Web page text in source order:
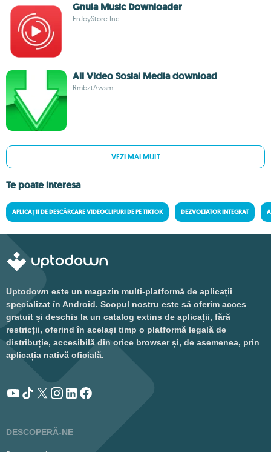
Gnula Music Downloader
EnJoyStore Inc
All Video Sosial Media download
RmbztAwsm
VEZI MAI MULT
Te poate interesa
APLICAȚII DE DESCĂRCARE VIDEOCLIPURI DE PE TIKTOK DEZVOLTATOR INTEGRAT
Uptodown este un magazin multi-platformă de aplicații
specializat în Android. Scopul nostru este să oferim acces
gratuit și deschis la un catalog extins de aplicații, fără
restricții, oferind în același timp o platformă legală de
distribuție, accesibilă din orice browser și, de asemenea, prin
aplicația nativă oficială.
DESCOPERĂ-NE